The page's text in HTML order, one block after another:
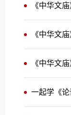
《中华文
《中华文
一起学《